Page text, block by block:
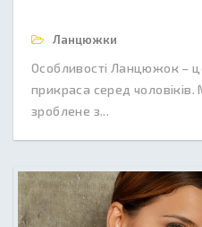
Ланцюжки
Особливості Ланцюжок –
прикраса серед
зроблене з...